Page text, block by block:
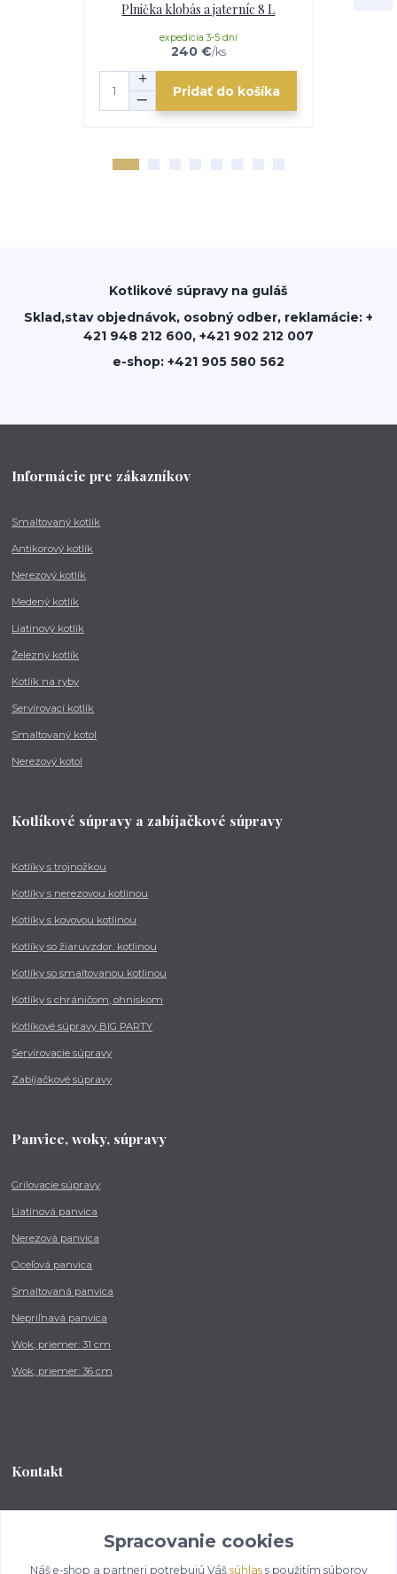
Plnička klobás a jaterníc 8 L
240 €/ks
expedícia 3-5 dní
Pridať do košíka
Kotlikové súpravy na guláš
Sklad,stav objednávok, osobný odber, reklamácie: +
421 948 212 600, +421 902 212 007
e-shop: +421 905 580 562
Informácie pre zákazníkov
Smaltovaný kotlík
Antikorový kotlík
Nerezový kotlík
Medený kotlík
Liatinový kotlík
Železný kotlík
Kotlík na ryby
Servírovací kotlík
Smaltovaný kotol
Nerezový kotol
Kotlíkové súpravy a zabíjačkové súpravy
Kotlíky s trojnožkou
Kotlíky s nerezovou kotlinou
Kotlíky s kovovou kotlinou
Kotlíky so žiaruvzdor. kotlinou
Kotlíky so smaltovanou kotlinou
Kotlíky s chráničom, ohniskom
Kotlíkové súpravy BIG PARTY
Servírovacie súpravy
Zabíjačkové súpravy
Panvice, woky, súpravy
Grilovacie súpravy
Liatinová panvica
Nerezová panvica
Oceľová panvica
Smaltovaná panvica
Nepriľnavá panvica
Wok, priemer: 31 cm
Wok, priemer: 36 cm
Kontakt
od 8:00 - do 16:00 hodSpracovanie cookies
Náš e-shop a partneri potrebujú Váš súhlass použitím súborov